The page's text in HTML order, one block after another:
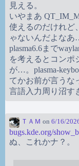
見える。
いやまあ
使えるのだけれど
ゃないんだよなあ
plasma6.6まで
を考えるとコンポ
が…。plasma-
てかお前が言うな
言語入力周り沼す
ＴＡＭ on 6/16/
bugs.kde.org/
ぬ、これかナ？。